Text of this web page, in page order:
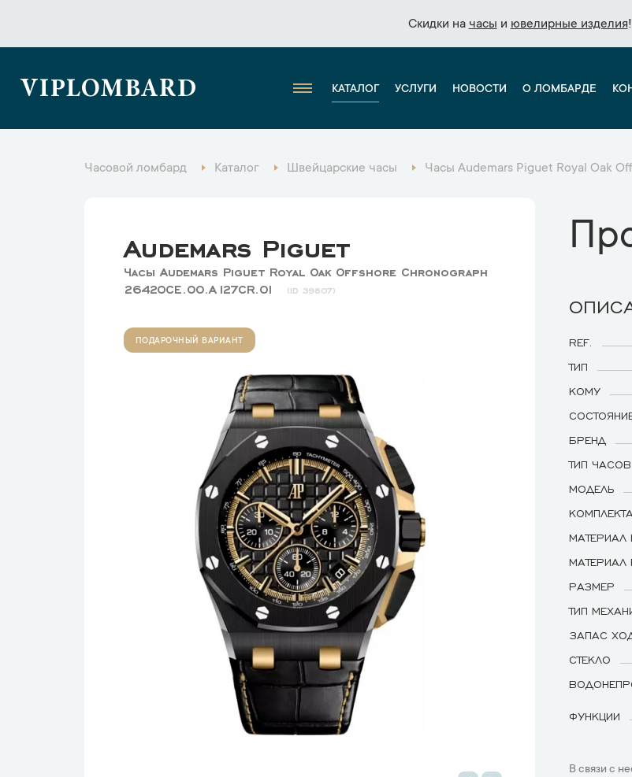
Скидки на часы и ювелирные изделия!
Скидки на часы и ювелирные изделия!
VIPLOMBARD КАТАЛОГ УСЛУГИ НОВОСТИ О ЛОМБАРДЕ
Часовой ломбард Каталог Швейцарские часы Часы Audemars Piguet Royal Oak
Audemars Piguet
Часы Audemars Piguet Royal Oak Offshore Chronograph
26420CE.OO.A127CR.01
39807
ПОДАРОЧНЫЙ ВАРИАНТ REF.
ТИП
КОМУ
БРЕНД
ТИП ЧАСОВ
МОДЕЛЬ
МАТЕРИАЛ
МАТЕРИАЛ
РАЗМЕР
ТИП
ЗАПАС
СТЕКЛО
ФУНКЦИИ
В связи с